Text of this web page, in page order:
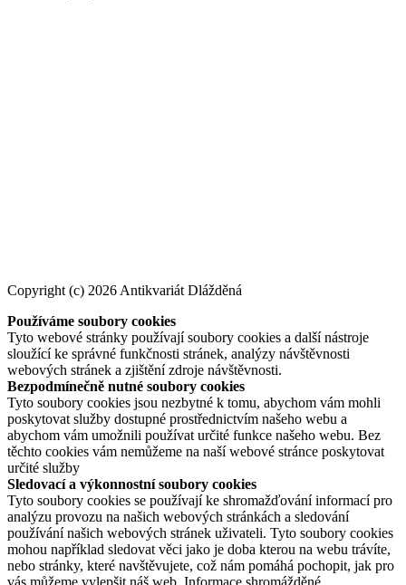
Copyright (c) 2026 Antikvariát Dlážděná
Používáme soubory cookies
Tyto webové stránky používají soubory cookies a další nástroje
sloužící ke správné funkčnosti stránek, analýzy návštěvnosti
webových stránek a zjištění zdroje návštěvnosti.
Bezpodmínečně nutné soubory cookies
Tyto soubory cookies jsou nezbytné k tomu, abychom vám mohli
poskytovat služby dostupné prostřednictvím našeho webu a
abychom vám umožnili používat určité funkce našeho webu. Bez
těchto cookies vám nemůžeme na naší webové stránce poskytovat
určité služby
Sledovací a výkonnostní soubory cookies
Tyto soubory cookies se používají ke shromažďování informací pro
analýzu provozu na našich webových stránkách a sledování
používání našich webových stránek uživateli. Tyto soubory cookies
mohou například sledovat věci jako je doba kterou na webu trávíte,
nebo stránky, které navštěvujete, což nám pomáhá pochopit, jak pro
vás můžeme vylepšit náš web. Informace shromážděné